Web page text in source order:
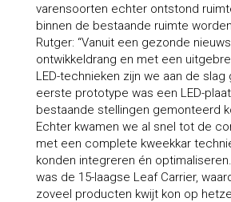
varensoorten echter ontstond
binnen de bestaande ruimte
Rutger: “Vanuit een gezonde
ontwikkeldrang en met een
LED-technieken zijn we aan de slag
eerste prototype was een LED-
bestaande stellingen gemonteerd
Echter kwamen we al snel tot de
met een complete kweekkar
konden integreren én
was de 15-laagse Leaf Carrier,
zoveel producten kwijt kon op